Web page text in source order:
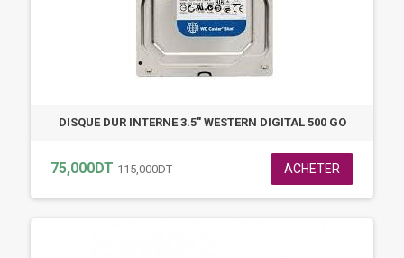
DISQUE DUR INTERNE 3.5" WESTERN DIGITAL 500 GO
75,000DT 115,000DT ACHETER